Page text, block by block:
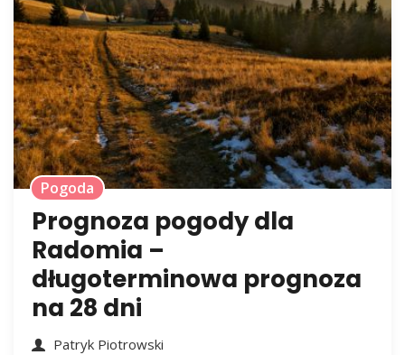
Pogoda
Prognoza pogody dla
Radomia –
długoterminowa prognoza
na 28 dni
Patryk Piotrowski